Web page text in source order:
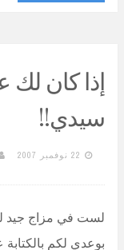
إذا كان لك
سيدي!!
22 نوفمبر 2007
لست في مزاج جيد
بوعدي لكم